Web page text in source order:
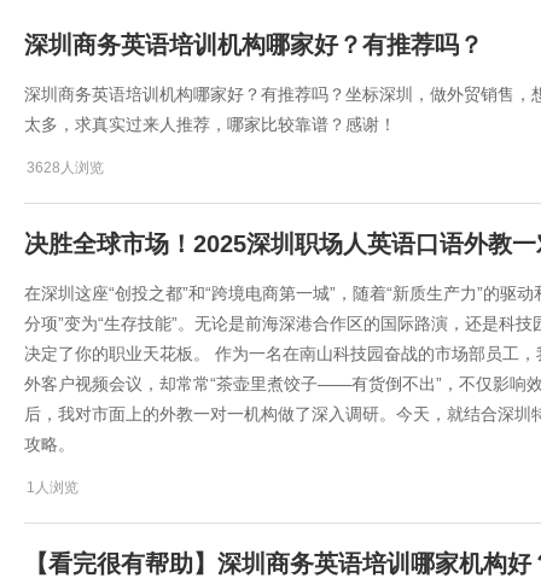
深圳商务英语培训机构哪家好？有推荐吗？
深圳商务英语培训机构哪家好？有推荐吗？坐标深圳，做外贸销售
太多，求真实过来人推荐，哪家比较靠谱？感谢！
3628人浏览
决胜全球市场！2025深圳职场人英语口语外教
在深圳这座“创投之都”和“跨境电商第一城”，随着“新质生产力”的驱
分项”变为“生存技能”。无论是前海深港合作区的国际路演，还是科
决定了你的职业天花板。 作为一名在南山科技园奋战的市场部员工
外客户视频会议，却常常“茶壶里煮饺子——有货倒不出”，不仅影响
后，我对市面上的外教一对一机构做了深入调研。今天，就结合深
攻略​​。
1人浏览
【看完很有帮助】深圳商务英语培训哪家机构